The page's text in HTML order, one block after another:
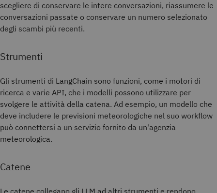
scegliere di conservare le intere conversazioni, riassumere le
conversazioni passate o conservare un numero selezionato
degli scambi più recenti.
Strumenti
Gli strumenti di LangChain sono funzioni, come i motori di
ricerca e varie API, che i modelli possono utilizzare per
svolgere le attività della catena. Ad esempio, un modello che
deve includere le previsioni meteorologiche nel suo workflow
può connettersi a un servizio fornito da un'agenzia
meteorologica.
Catene
Le catene collegano gli LLM ad altri strumenti e rendono